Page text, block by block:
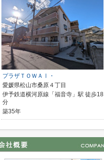
プラザＴＯＷＡⅠ・
愛媛県松山市桑原４丁目
伊予鉄道横河原線「福音寺」駅 徒歩18
分
築35年